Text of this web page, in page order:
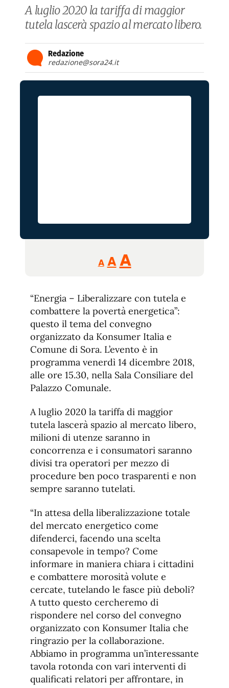
A luglio 2020 la tariffa di maggior
tutela lascerà spazio al mercato libero.
Redazione
redazione@sora24.it
A
Reducir
tamaño
A Restablecer
fuente
AAumentar
de
fuente.
“Energia – Liberalizzare con tutela e
combattere la povertà energetica”:
questo il tema del convegno
organizzato da Konsumer Italia e
Comune di Sora. L’evento è in
programma venerdì 14 dicembre 2018,
alle ore 15.30, nella Sala Consiliare del
Palazzo Comunale.
A luglio 2020 la tariffa di maggior
tutela lascerà spazio al mercato libero,
milioni di utenze saranno in
concorrenza e i consumatori saranno
divisi tra operatori per mezzo di
procedure ben poco trasparenti e non
sempre saranno tutelati.
“In attesa della liberalizzazione totale
del mercato energetico come
difenderci, facendo una scelta
consapevole in tempo? Come
informare in maniera chiara i cittadini
e combattere morosità volute e
cercate, tutelando le fasce più deboli?
A tutto questo cercheremo di
rispondere nel corso del convegno
organizzato con Konsumer Italia che
ringrazio per la collaborazione.
Abbiamo in programma un’interessante
tavola rotonda con vari interventi di
qualificati relatori per affrontare, in